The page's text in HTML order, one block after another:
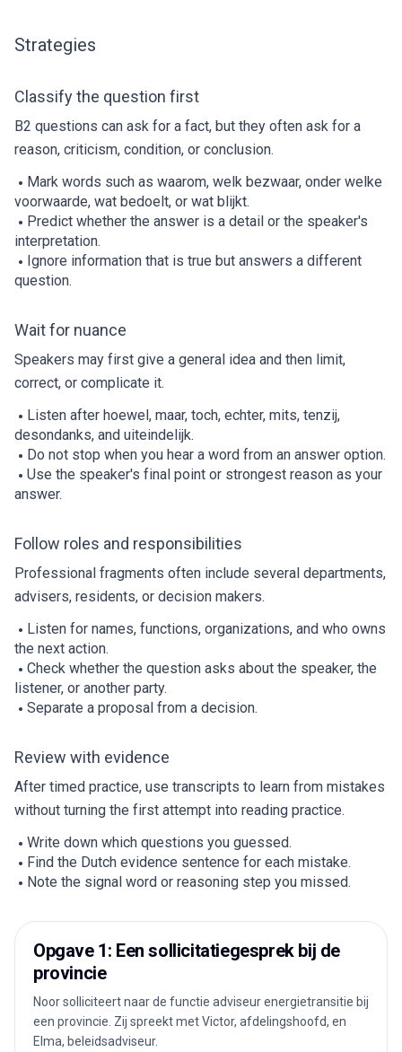
Strategies
Classify the question first
B2 questions can ask for a fact, but they often ask for a
reason, criticism, condition, or conclusion.
Mark words such as waarom, welk bezwaar, onder welke
voorwaarde, wat bedoelt, or wat blijkt.
Predict whether the answer is a detail or the speaker's
interpretation.
Ignore information that is true but answers a different
question.
Wait for nuance
Speakers may first give a general idea and then limit,
correct, or complicate it.
Listen after hoewel, maar, toch, echter, mits, tenzij,
desondanks, and uiteindelijk.
Do not stop when you hear a word from an answer option.
Use the speaker's final point or strongest reason as your
answer.
Follow roles and responsibilities
Professional fragments often include several departments,
advisers, residents, or decision makers.
Listen for names, functions, organizations, and who owns
the next action.
Check whether the question asks about the speaker, the
listener, or another party.
Separate a proposal from a decision.
Review with evidence
After timed practice, use transcripts to learn from mistakes
without turning the first attempt into reading practice.
Write down which questions you guessed.
Find the Dutch evidence sentence for each mistake.
Note the signal word or reasoning step you missed.
Opgave 1: Een sollicitatiegesprek bij de
provincie
Noor solliciteert naar de functie adviseur energietransitie bij
een provincie. Zij spreekt met Victor, afdelingshoofd, en
Elma, beleidsadviseur.